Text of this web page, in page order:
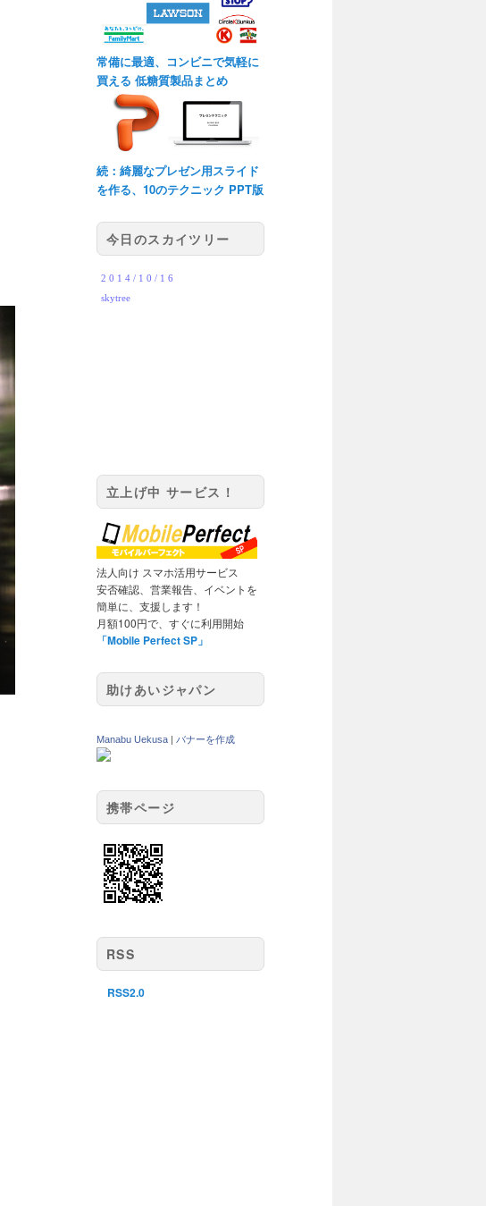
常備に最適、コンビニで気軽に
買える 低糖質製品まとめ
続：綺麗なプレゼン用スライド
を作る、10のテクニック PPT版
今日のスカイツリー
立上げ中 サービス！
法人向け スマホ活用サービス
安否確認、営業報告、イベントを
簡単に、支援します！
月額100円で、すぐに利用開始
「Mobile Perfect SP」
助けあいジャパン
Manabu Uekusa バナーを作成
携帯ページ
RSS
RSS2.0